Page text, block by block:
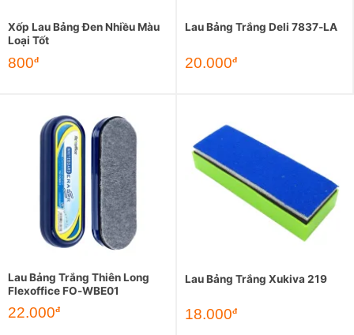
Xốp Lau Bảng Đen Nhiều Màu
Loại Tốt
800đ
Lau Bảng Trắng Deli 7837-LA
20.000đ
Lau Bảng Trắng Thiên Long
Flexoffice FO-WBE01
22.000đ
Lau Bảng Trắng Xukiva 219
18.000đ